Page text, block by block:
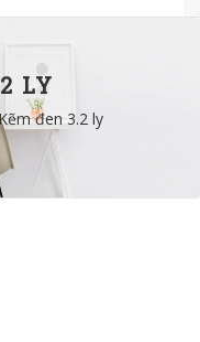
LY
đen 3.2 ly